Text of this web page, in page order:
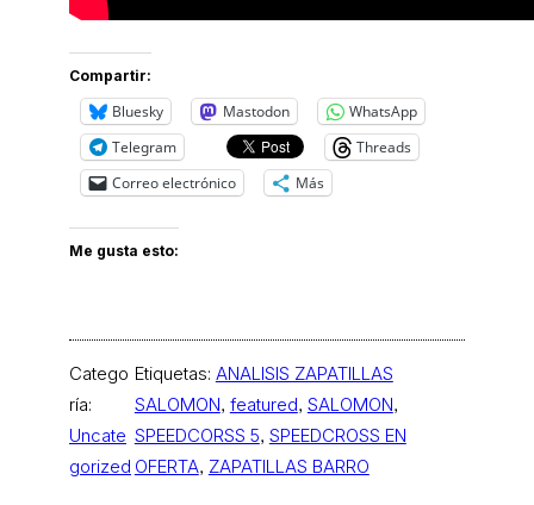
Compartir:
Bluesky Mastodon
WhatsApp
Telegram
Threads
Correo electrónico
Más
Me gusta esto:
Catego
ría:
Uncate
gorized
Etiquetas: ANALISIS ZAPATILLAS
SALOMON, featured, SALOMON
SPEEDCORSS 5, SPEEDCROSS EN
OFERTA, ZAPATILLAS BARRO